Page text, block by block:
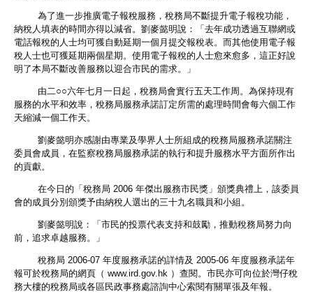
為了進一步推廣電子報稅服務，稅務局不斷提升電子報稅功能，
納稅人填表的時間亦得以減省。劉麥懿明說：「去年成功透過互聯網或
電話報稅的人士均可獲自動延期一個月提交報稅表。而其他使用電子報
稅人士也可獲延期兩個星期。使用電子報稅的人士愈來愈多，這正好說
明了本局不斷改善服務以迎合市民的需求。」
由二○○六年七月一日起，稅務局會實行五天工作周。為保持現有
服務的水平和效率，稅務局服務承諾訂定所需的處理時間會每六個工作
天縮減一個工作天。
劉麥懿明亦感謝由專業及學界人士所組成的稅務局服務承諾關注
委員會成員，在監察稅務局服務承諾的執行和提升服務水平方面所作出
的貢獻。
在今日的「稅務局 2006 年傑出服務市民獎」頒獎典禮上，該委員
會的成員分別頒獎予由納稅人選出的三十九名職員和小組。
劉麥懿明說：「市民的投票代表支持和鼓勵，推動稅務局努力向
前，追求卓越服務。」
稅務局 2006-07 年度服務承諾的詳情及 2005-06 年度服務承諾年
報可於稅務局的網頁（ www.ird.gov.hk ）查閱。市民亦可向位於灣仔稅
務大樓的稅務局或各區民政事務處諮詢中心索閱有關單張及年報。